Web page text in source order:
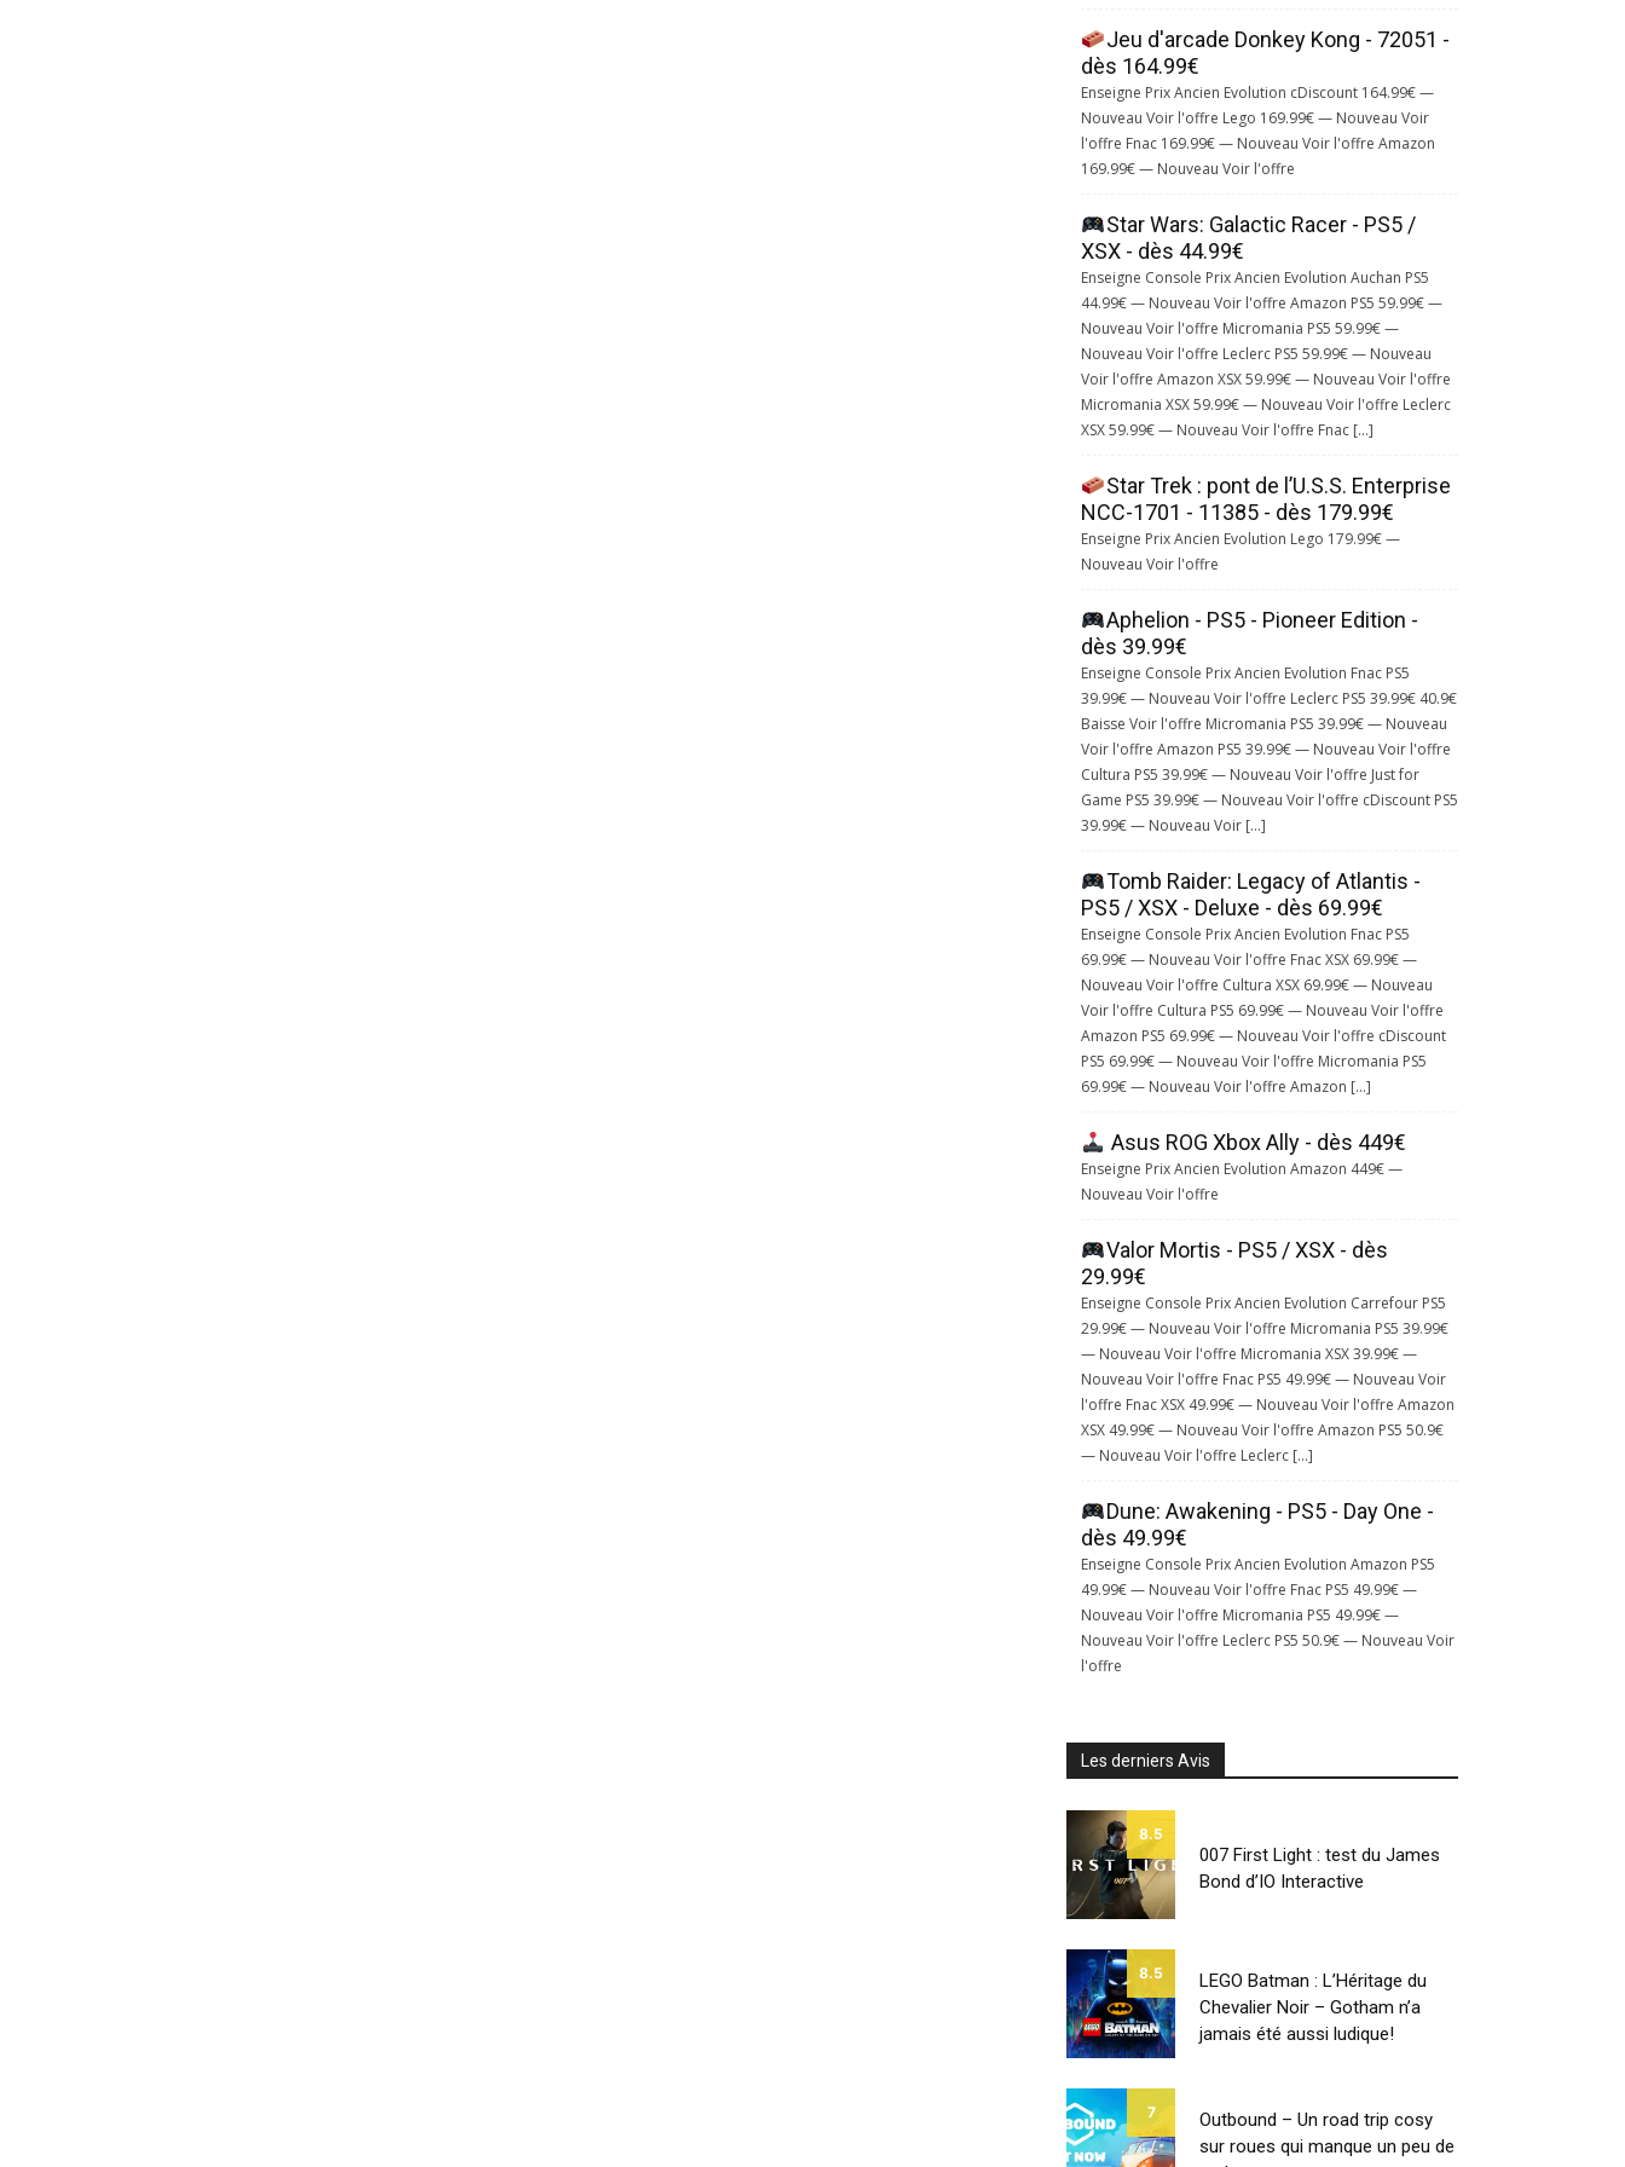
Jeu d'arcade Donkey Kong - 72051 -
dès 164.99€
Enseigne Prix Ancien Evolution cDiscount 164.99€ —
Nouveau Voir l'offre Lego 169.99€ — Nouveau Voir
l'offre Fnac 169.99€ — Nouveau Voir l'offre Amazon
169.99€ — Nouveau Voir l'offre
Star Wars: Galactic Racer - PS5 /
XSX - dès 44.99€
Enseigne Console Prix Ancien Evolution Auchan PS5
44.99€ — Nouveau Voir l'offre Amazon PS5 59.99€ —
Nouveau Voir l'offre Micromania PS5 59.99€ —
Nouveau Voir l'offre Leclerc PS5 59.99€ — Nouveau
Voir l'offre Amazon XSX 59.99€ — Nouveau Voir l'offre
Micromania XSX 59.99€ — Nouveau Voir l'offre Leclerc
XSX 59.99€ — Nouveau Voir l'offre Fnac […]
Star Trek : pont de l’U.S.S. Enterprise
NCC-1701 - 11385 - dès 179.99€
Enseigne Prix Ancien Evolution Lego 179.99€ —
Nouveau Voir l'offre
Aphelion - PS5 - Pioneer Edition -
dès 39.99€
Enseigne Console Prix Ancien Evolution Fnac PS5
39.99€ — Nouveau Voir l'offre Leclerc PS5 39.99€ 40.9€
Baisse Voir l'offre Micromania PS5 39.99€ — Nouveau
Voir l'offre Amazon PS5 39.99€ — Nouveau Voir l'offre
Cultura PS5 39.99€ — Nouveau Voir l'offre Just for
Game PS5 39.99€ — Nouveau Voir l'offre cDiscount PS5
39.99€ — Nouveau Voir […]
Tomb Raider: Legacy of Atlantis -
PS5 / XSX - Deluxe - dès 69.99€
Enseigne Console Prix Ancien Evolution Fnac PS5
69.99€ — Nouveau Voir l'offre Fnac XSX 69.99€ —
Nouveau Voir l'offre Cultura XSX 69.99€ — Nouveau
Voir l'offre Cultura PS5 69.99€ — Nouveau Voir l'offre
Amazon PS5 69.99€ — Nouveau Voir l'offre cDiscount
PS5 69.99€ — Nouveau Voir l'offre Micromania PS5
69.99€ — Nouveau Voir l'offre Amazon […]
Asus ROG Xbox Ally - dès 449€
Enseigne Prix Ancien Evolution Amazon 449€ —
Nouveau Voir l'offre
Valor Mortis - PS5 / XSX - dès
29.99€
Enseigne Console Prix Ancien Evolution Carrefour PS5
29.99€ — Nouveau Voir l'offre Micromania PS5 39.99€
— Nouveau Voir l'offre Micromania XSX 39.99€ —
Nouveau Voir l'offre Fnac PS5 49.99€ — Nouveau Voir
l'offre Fnac XSX 49.99€ — Nouveau Voir l'offre Amazon
XSX 49.99€ — Nouveau Voir l'offre Amazon PS5 50.9€
— Nouveau Voir l'offre Leclerc […]
Dune: Awakening - PS5 - Day One -
dès 49.99€
Enseigne Console Prix Ancien Evolution Amazon PS5
49.99€ — Nouveau Voir l'offre Fnac PS5 49.99€ —
Nouveau Voir l'offre Micromania PS5 49.99€ —
Nouveau Voir l'offre Leclerc PS5 50.9€ — Nouveau Voir
l'offre
Les derniers Avis
8.5
007 First Light : test du James
Bond d’IO Interactive
8.5
LEGO Batman : L’Héritage du
Chevalier Noir – Gotham n’a
jamais été aussi ludique!
7
Outbound – Un road trip cosy
sur roues qui manque un peu de